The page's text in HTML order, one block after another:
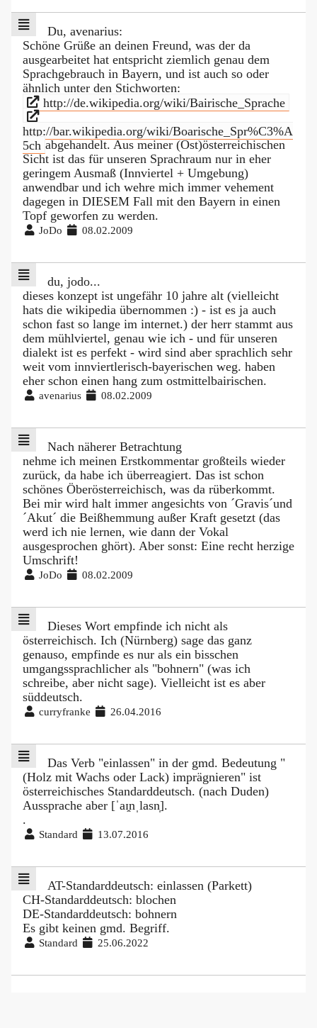
Du, avenarius:
Schöne Grüße an deinen Freund, was der da
ausgearbeitet hat entspricht ziemlich genau dem
Sprachgebrauch in Bayern, und ist auch so oder
ähnlich unter den Stichworten:
http://de.wikipedia.org/wiki/Bairische_Sprache
http://bar.wikipedia.org/wiki/Boarische_Spr%C3%A
5ch abgehandelt. Aus meiner (Ost)österreichischen
Sicht ist das für unseren Sprachraum nur in eher
geringem Ausmaß (Innviertel + Umgebung)
anwendbar und ich wehre mich immer vehement
dagegen in DIESEM Fall mit den Bayern in einen
Topf geworfen zu werden.
JoDo 08.02.2009
du, jodo...
dieses konzept ist ungefähr 10 jahre alt (vielleicht
hats die wikipedia übernommen :) - ist es ja auch
schon fast so lange im internet.) der herr stammt aus
dem mühlviertel, genau wie ich - und für unseren
dialekt ist es perfekt - wird sind aber sprachlich sehr
weit vom innviertlerisch-bayerischen weg. haben
eher schon einen hang zum ostmittelbairischen.
avenarius 08.02.2009
Nach näherer Betrachtung
nehme ich meinen Erstkommentar großteils wieder
zurück, da habe ich überreagiert. Das ist schon
schönes Öberösterreichisch, was da rüberkommt.
Bei mir wird halt immer angesichts von ´Gravis´und
´Akut´ die Beißhemmung außer Kraft gesetzt (das
werd ich nie lernen, wie dann der Vokal
ausgesprochen ghört). Aber sonst: Eine recht herzige
Umschrift!
JoDo 08.02.2009
Dieses Wort empfinde ich nicht als
österreichisch. Ich (Nürnberg) sage das ganz
genauso, empfinde es nur als ein bisschen
umgangssprachlicher als "bohnern" (was ich
schreibe, aber nicht sage). Vielleicht ist es aber
süddeutsch.
curryfranke 26.04.2016
Das Verb "einlassen" in der gmd. Bedeutung "
(Holz mit Wachs oder Lack) imprägnieren" ist
österreichisches Standarddeutsch. (nach Duden)
Aussprache aber [ˈaɪ̯nˌlasn̩].
.
Standard 13.07.2016
AT-Standarddeutsch: einlassen (Parkett)
CH-Standarddeutsch: blochen
DE-Standarddeutsch: bohnern
Es gibt keinen gmd. Begriff.
Standard 25.06.2022